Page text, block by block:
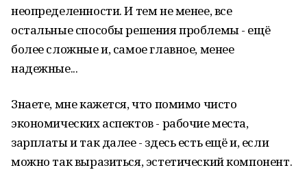
неопределенности. И тем не менее, все
остальные способы решения проблемы - ещё
более сложные и, самое главное, менее
надежные...
Знаете, мне кажется, что помимо чисто
экономических аспектов - рабочие места,
зарплаты и так далее - здесь есть ещё и, если
можно так выразиться, эстетический компонент.